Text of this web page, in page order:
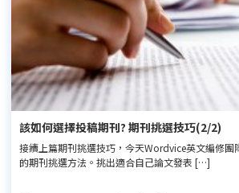
該如何選擇投稿期刊? 期刊挑選技巧(2/2)
接續上篇期刊挑選技巧，今天Wordvice英文編修團
的期刊挑選方法。挑出適合自己論文發表 […]